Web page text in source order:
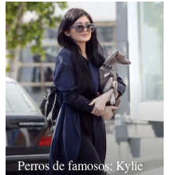
Perros de famosos: Kylie